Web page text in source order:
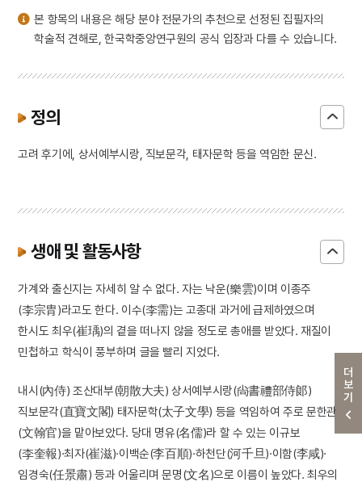
더보기
본 항목의 내용은 해당 분야 전문가의 추천으로 선정된 집필자의
학술적 견해로, 한국학중앙연구원의 공식 입장과 다를 수 있습니다.
정의
고려 후기에, 상서예부시랑, 직보문각, 태자문학 등을 역임한 문신.
생애 및 활동사항
가계와 출신지는 자세히 알 수 없다. 자는 낙운(樂雲)이며 이종주
(李宗胄)라고도 한다. 이수(李需)는 고종대 과거에 급제하였으며
한시도 최우(崔瑀)의 곁을 떠나지 않을 정도로 총애를 받았다. 재질이
민첩하고 학식이 풍부하며 글을 빨리 지었다.
내시(內侍) 조산대부(朝散大夫) 상서예부시랑(尙書禮部侍郞)
직보문각(直寶文閣) 태자문학(太子文學) 등을 역임하여 주로 문한관
(文翰官)을 맡아보았다. 당대 명유(名儒)라 할 수 있는 이규보
(李奎報)·최자(崔滋)·이백순(李百順)·하천단(河千旦)·이함(李咸)·
임경숙(任景肅) 등과 어울리며 문명(文名)으로 이름이 높았다. 최우의